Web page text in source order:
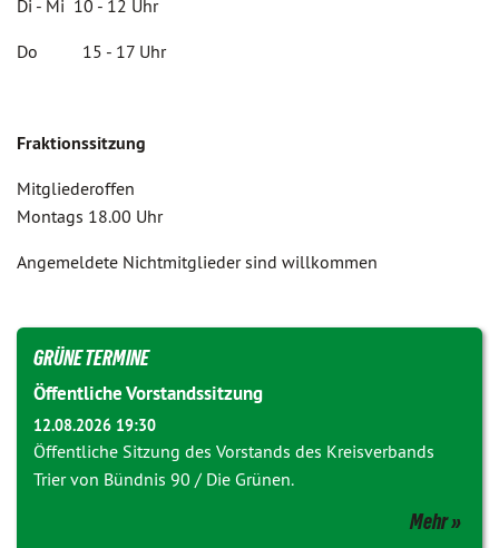
Di - Mi 10 - 12 Uhr
Do 15 - 17 Uhr
Fraktionssitzung
Mitgliederoffen
Montags 18.00 Uhr
Angemeldete Nichtmitglieder sind willkommen
GRÜNE TERMINE
Öffentliche Vorstandssitzung
12.08.2026 19:30
Öffentliche Sitzung des Vorstands des Kreisverbands
Trier von Bündnis 90 / Die Grünen.
Mehr